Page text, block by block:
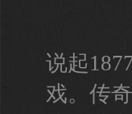
说起
戏。传